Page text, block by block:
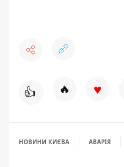
👍 🔥 ♥
НОВИНИ КИЄВА АВАРІЯ